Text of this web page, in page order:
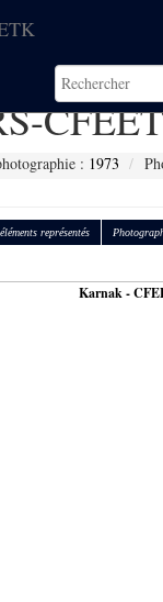
: 1973
représentés